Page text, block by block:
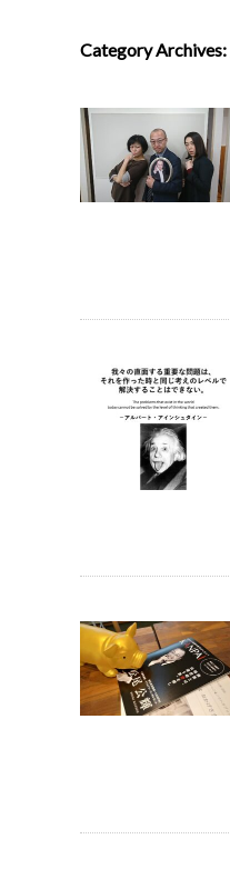
Category Archives: